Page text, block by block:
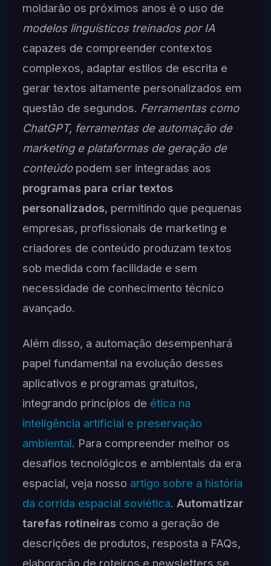
moldarão os próximos anos é o uso de
modelos linguísticos treinados por IA
capazes de compreender contextos
complexos, adaptar estilos de escrita e
gerar textos altamente personalizados em
questão de segundos. Ferramentas como
ChatGPT, ferramentas de automação de
marketing e plataformas de geração de
conteúdopodem ser integradas aos
programas para criar textos
personalizados, permitindo que pequenas
empresas, profissionais de marketing e
criadores de conteúdo produzam textos
sob medida com facilidade e sem
necessidade de conhecimento técnico
avançado.
Além disso, a automação desempenhará
papel fundamental na evolução desses
aplicativos e programas gratuitos,
integrando princípios de ética na
inteligência artificial e preservação
ambiental. Para compreender melhor os
desafios tecnológicos e ambientais da era
espacial, veja nosso artigo sobre a história
da corrida espacial soviética. Automatizar
tarefas rotineirascomo a geração de
descrições de produtos, resposta a FAQs,
elaboração de roteiros e newsletters se